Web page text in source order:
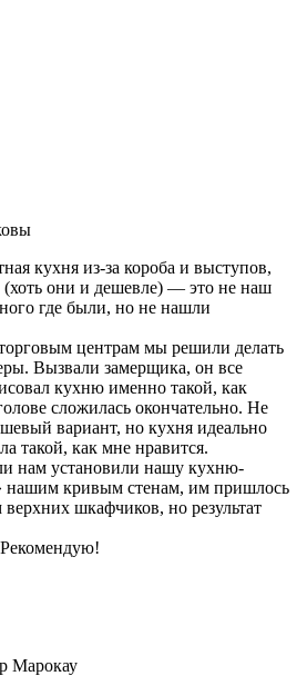
кухня из-за короба и выступов,
(хоть они и дешевле) — это не наш
где были, но не нашли
центрам мы решили делать
Вызвали замерщика, он все
кухню именно такой, как
сложилась окончательно. Не
вариант, но кухня идеально
такой, как мне нравится.
нам установили нашу кухню-
нашим кривым стенам, им пришлось
шкафчиков, но результат
Марокау